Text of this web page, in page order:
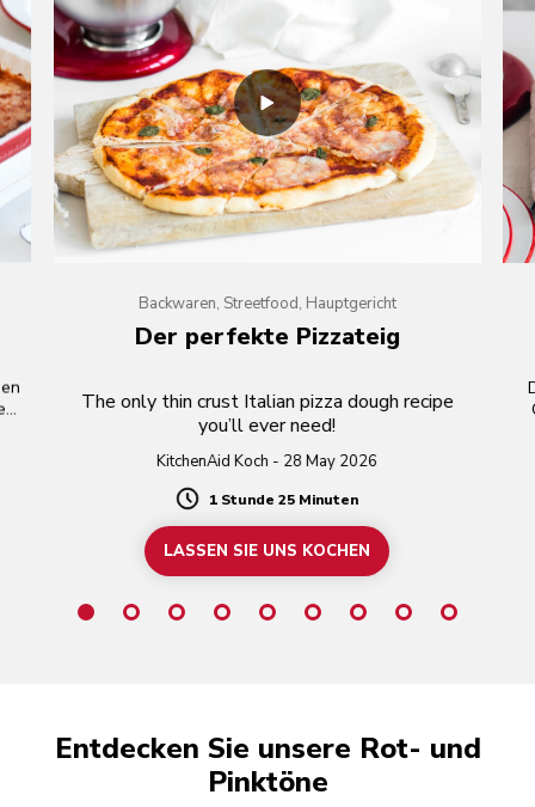
Backwaren, Streetfood, Hauptgericht
Der perfekte Pizzateig
The only thin crust Italian pizza dough recipe
you’ll ever need!
KitchenAid Koch - 28 May 2026
Duration
1 Stunde 25 Minuten
LASSEN SIE UNS KOCHEN
Entdecken Sie unsere Rot- und
Pinktöne